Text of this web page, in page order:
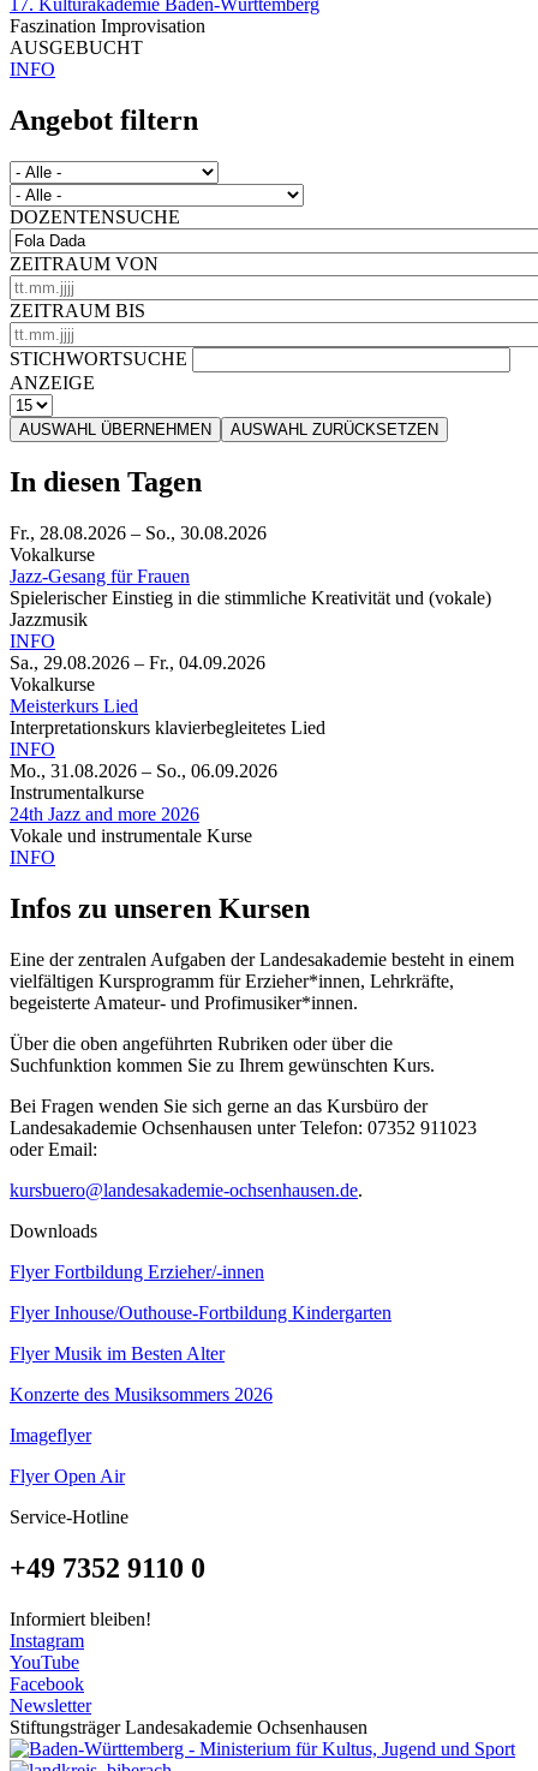
17. Kulturakademie Baden-Württemberg
Faszination Improvisation
AUSGEBUCHT
INFO
Angebot filtern
DOZENTENSUCHE
ZEITRAUM VON
ZEITRAUM BIS
STICHWORTSUCHE
ANZEIGE
AUSWAHL ÜBERNEHMEN AUSWAHL ZURÜCKSETZEN
In diesen Tagen
Fr., 28.08.2026 – So., 30.08.2026
Vokalkurse
Jazz-Gesang für Frauen
Spielerischer Einstieg in die stimmliche Kreativität und (vokale)
Jazzmusik
INFO
Sa., 29.08.2026 – Fr., 04.09.2026
Vokalkurse
Meisterkurs Lied
Interpretationskurs klavierbegleitetes Lied
INFO
Mo., 31.08.2026 – So., 06.09.2026
Instrumentalkurse
24th Jazz and more 2026
Vokale und instrumentale Kurse
INFO
Infos zu unseren Kursen
Eine der zentralen Aufgaben der Landesakademie besteht in einem
vielfältigen Kursprogramm für Erzieher*innen, Lehrkräfte,
begeisterte Amateur- und Profimusiker*innen.
Über die oben angeführten Rubriken oder über die
Suchfunktion kommen Sie zu Ihrem gewünschten Kurs.
Bei Fragen wenden Sie sich gerne an das Kursbüro der
Landesakademie Ochsenhausen unter Telefon: 07352 911023
oder Email:
kursbuero@landesakademie-ochsenhausen.de.
Downloads
Flyer Fortbildung Erzieher/-innen
Flyer Inhouse/Outhouse-Fortbildung Kindergarten
Flyer Musik im Besten Alter
Konzerte des Musiksommers 2026
Imageflyer
Flyer Open Air
Service-Hotline
+49 7352 9110 0
Informiert bleiben!
Instagram
YouTube
Facebook
Newsletter
Stiftungsträger Landesakademie Ochsenhausen